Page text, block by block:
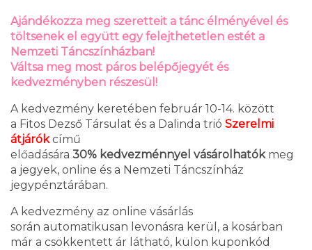
Ajándékozza meg szeretteit a tánc élményével és
töltsenek el együtt egy felejthetetlen estét a
Nemzeti Táncszínházban!
Váltsa meg most páros belépőjegyét és
kedvezményben részesül!
A kedvezmény keretében február 10-14. között
a Fitos Dezső Társulat és a Dalinda trió Szerelmi
átjárók című
előadására 30% kedvezménnyel vásárolhatókmeg
a jegyek, online és a Nemzeti Táncszínház
jegypénztárában.
A kedvezmény az online vásárlás
során automatikusan levonásra kerül, a kosárban
már a csökkentett ár látható, külön kuponkód